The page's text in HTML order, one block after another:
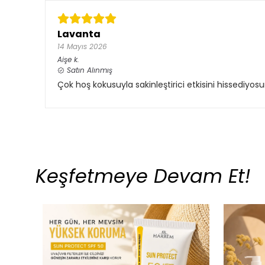
Lavanta
14 Mayıs 2026
Aişe k.
Satın Alınmış
Çok hoş kokusuyla sakinleştirici etkisini
Keşfetmeye Devam Et!